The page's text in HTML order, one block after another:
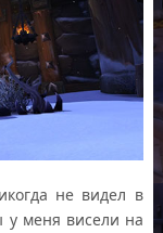
не видел в
у меня висели на